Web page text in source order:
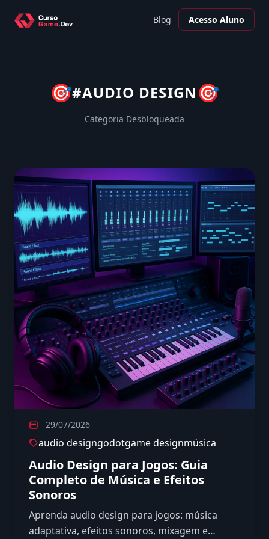
Blog Acesso Aluno
🎯#AUDIO DESIGN🎯
Categoria Desbloqueada
29/07/2026
audio designgodotgame designmúsica
Audio Design para Jogos: Guia
Completo de Música e Efeitos
Sonoros
Aprenda audio design para jogos: música
adaptativa, efeitos sonoros, mixagem e